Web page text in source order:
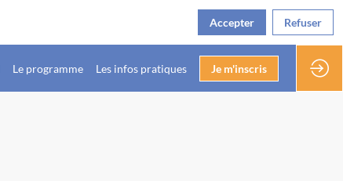
Le programme Les infos pratiques Je m'inscris
Accepter Refuser